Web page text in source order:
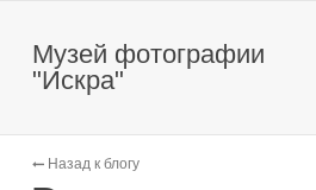
Музей фотографии
"Искра"
Назад к блогу